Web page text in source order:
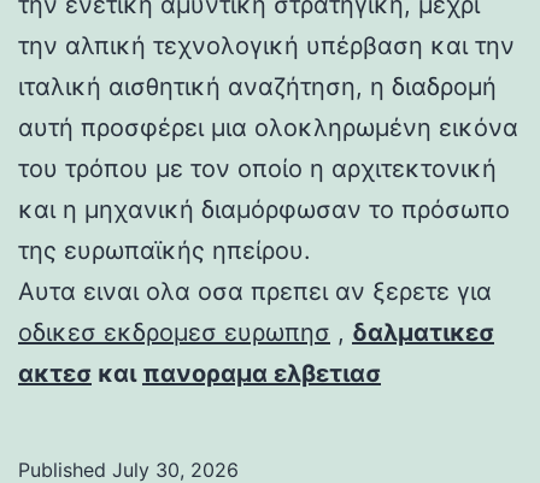
την αλπική τεχνολογική υπέρβαση και την
ιταλική αισθητική αναζήτηση, η διαδρομή
αυτή προσφέρει μια ολοκληρωμένη εικόνα
του τρόπου με τον οποίο η αρχιτεκτονική
και η μηχανική διαμόρφωσαν το πρόσωπο
της ευρωπαϊκής ηπείρου.
Αυτα ειναι ολα οσα πρεπει αν ξερετε για
οδικεσ εκδρομεσ ευρωπησ , δαλματικεσ
ακτεσ και πανοραμα ελβετιασ
Published July 30, 2026